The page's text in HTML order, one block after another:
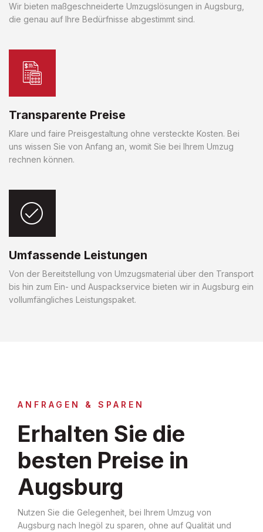
Wir bieten maßgeschneiderte Umzugslösungen in Augsburg,
die genau auf Ihre Bedürfnisse abgestimmt sind.
Transparente Preise
Klare und faire Preisgestaltung ohne versteckte Kosten. Bei
uns wissen Sie von Anfang an, womit Sie bei Ihrem Umzug
rechnen können.
Umfassende Leistungen
Von der Bereitstellung von Umzugsmaterial über den Transport
bis hin zum Ein- und Auspackservice bieten wir in Augsburg ein
vollumfängliches Leistungspaket.
ANFRAGEN & SPAREN
Erhalten Sie die
besten Preise in
Augsburg
Nutzen Sie die Gelegenheit, bei Ihrem Umzug von
Augsburg nach Inegöl zu sparen, ohne auf Qualität und